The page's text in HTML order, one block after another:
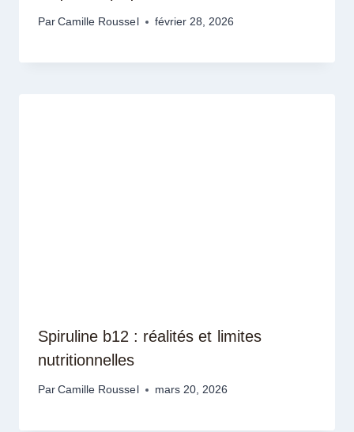
Par Camille Roussel février 28, 2026
Spiruline b12 : réalités et limites
nutritionnelles
Par Camille Roussel mars 20, 2026